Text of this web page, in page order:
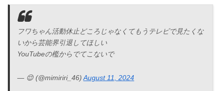
フワちゃん活動休止どころじゃなくてもうテレビで見たくな
いから芸能界引退してほしい
YouTubeの檻からでてこないで
— 😌 (@mimiriri_46) August 11, 2024